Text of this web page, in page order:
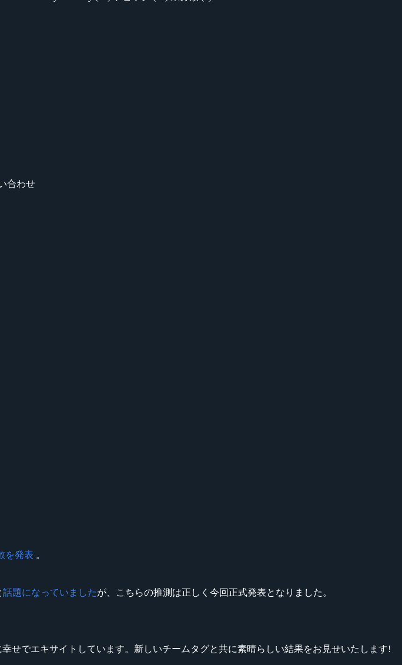
合わせ
を発表 。
話題になっていましたが、こちらの推測は正しく今回正式発表となりました。
せでエキサイトしています。新しいチームタグと共に素晴らしい結果をお見せいたします!